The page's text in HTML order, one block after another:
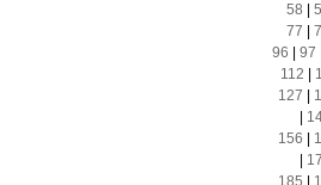
58
77
96
97
112
127
156
185